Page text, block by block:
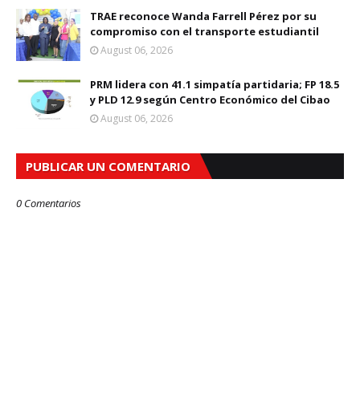
TRAE reconoce Wanda Farrell Pérez por su
compromiso con el transporte estudiantil
August 06, 2026
PRM lidera con 41.1 simpatía partidaria; FP 18.5
y PLD 12.9 según Centro Económico del Cibao
August 06, 2026
PUBLICAR UN COMENTARIO
0 Comentarios